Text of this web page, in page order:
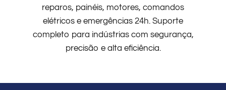
reparos, painéis, motores, comandos
elétricos e emergências 24h. Suporte
completo para indústrias com segurança,
precisão e alta eficiência.